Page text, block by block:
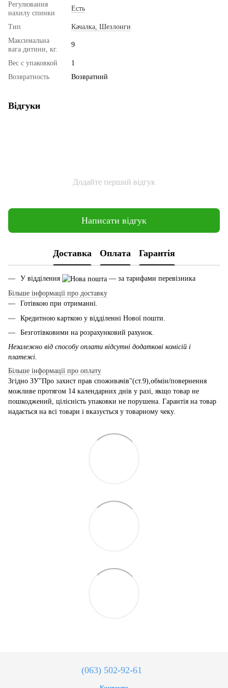
Регулювання
нахилу спинки
Есть
Тип
Качалка, Шезлонги
Максимальна
вага дитини, кг.
9
Вес с упаковкой
1
Возвратность
Возвратний
Відгуки
Додайте перший відгук
Написати відгук
Доставка Оплата Гарантія
У відділення
— за тарифами перевізника
Більше інформації про доставку
Готівкою при отриманні.
Кредитною карткою у відділенні Нової пошти.
Безготівковими на розрахунковий рахунок.
Незалежно від способу оплати відсутні додаткові комісій і
платежі.
Більше інформації про оплату
Згідно ЗУ"Про захист прав споживачів"(ст.9),обмін/повернення
можливе протягом 14 календарних днів у разі, якщо товар не
пошкоджений, цілісність упаковки не порушена. Гарантія на товар
надається на всі товари і вказується у товарному чеку.
(063) 502-92-61